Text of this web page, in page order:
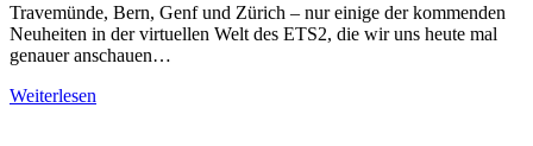
Travemünde, Bern, Genf und Zürich – nur einige der kommenden
Neuheiten in der virtuellen Welt des ETS2, die wir uns heute mal
genauer anschauen…
Weiterlesen